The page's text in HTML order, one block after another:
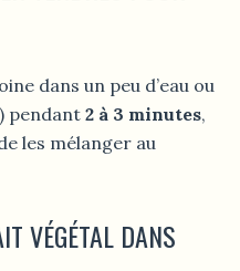
dans un peu d’eau ou
pendant 2 à 3 minutes,
les mélanger au
VÉGÉTAL DANS